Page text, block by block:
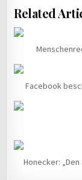
Related
Facebook
Honecker: